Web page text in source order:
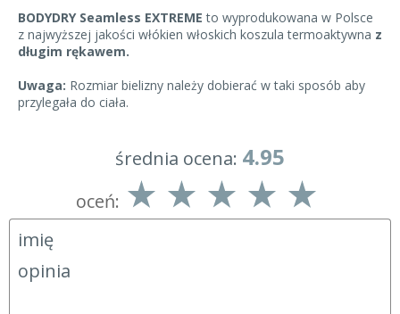
BODYDRY Seamless EXTREME to wyprodukowana w Polsce
z najwyższej jakości włókien włoskich koszula termoaktywna z
długim rękawem.
Uwaga: Rozmiar bielizny należy dobierać w taki sposób aby
przylegała do ciała.
średnia ocena: 4.95
oceń: